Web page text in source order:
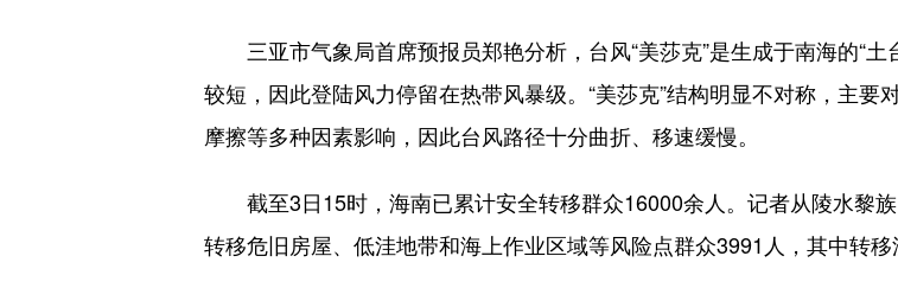
三亚市气象局首席预报员郑艳分析，台风“美莎克”是生成于南海的“土
较短，因此登陆风力停留在热带风暴级。“美莎克”结构明显不对称，主
摩擦等多种因素影响，因此台风路径十分曲折、移速缓慢。
截至3日15时，海南已累计安全转移群众16000余人。记者从陵水黎
转移危旧房屋、低洼地带和海上作业区域等风险点群众3991人，其中转移